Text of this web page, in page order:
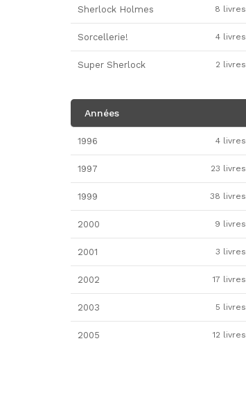
Sherlock Holmes 8 livres
Sorcellerie! 4 livres
Super Sherlock 2 livres
Années
1996 4 livres
1997 23 livres
1999 38 livres
2000 9 livres
2001 3 livres
2002 17 livres
2003 5 livres
2005 12 livres